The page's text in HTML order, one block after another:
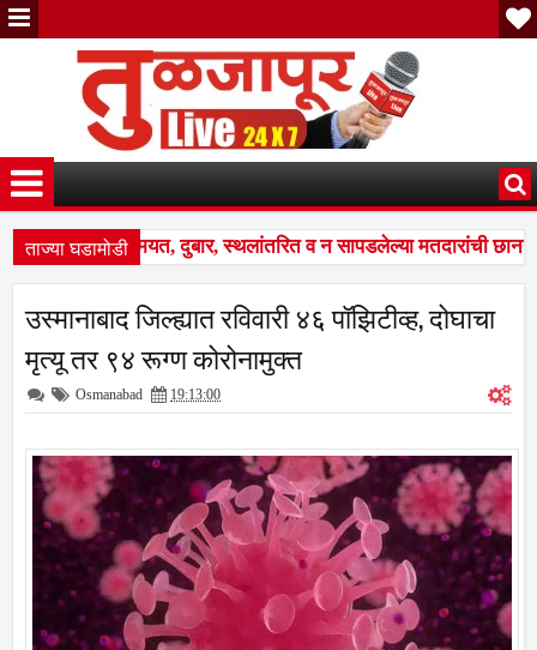
ताज्या घडामोडी
नावे वगळलीमयत, दुबार, स्थलांतरित व न सापडलेल्या मतदारांची
निवडणूक आयोगाने सुधारित वेळापत्रक जाहीर; अंतिम मतदार यादी २७
नावे वगळलीमयत, दुबार, स्थलांतरित व न सापडलेल्या मतदारांची
उस्मानाबाद जिल्ह्यात रविवारी ४६ पॉझिटीव्ह, दोघाचा
मृत्यू तर ९४ रूग्ण कोरोनामुक्त
Osmanabad 19:13:00